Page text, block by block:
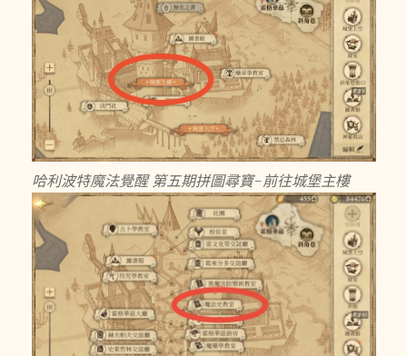
哈利波特魔法覺醒 第五期拼圖尋寶-前往城堡主樓